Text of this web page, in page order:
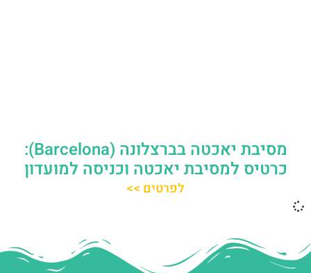
מסיבת יאכטה בברצלונה (Barcelona):
כרטיס למסיבת יאכטה וכניסה למועדון
לפרטים >>